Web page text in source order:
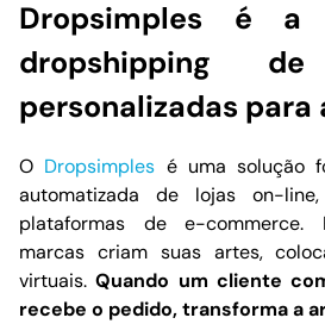
Dropsimples é a
dropshipping
personalizadas para
O Dropsimples é uma solução
automatizada de lojas on-
plataformas de e-commerce.
marcas criam suas artes,
virtuais.Quando um cliente
recebe o pedido, transforma a